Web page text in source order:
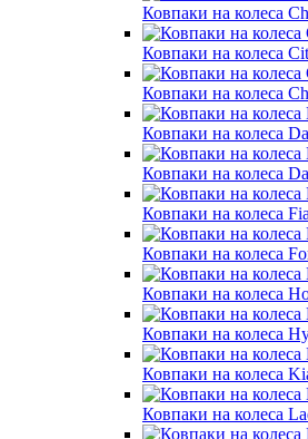
Ковпаки на колеса
Ковпаки на колеса
Ковпаки на колеса
Ковпаки на колеса
Ковпаки на колеса
Ковпаки на колеса
Ковпаки на колеса
Ковпаки на колеса
Ковпаки на колеса
Ковпаки на колеса
Ковпаки на колеса